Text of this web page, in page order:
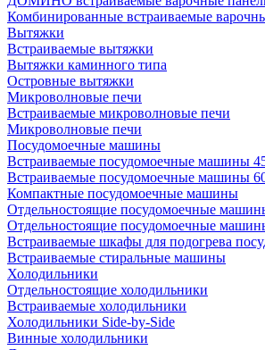
Комбинированные встраиваемые
Вытяжки
Встраиваемые вытяжки
Вытяжки каминного типа
Островные вытяжки
Микроволновые печи
Встраиваемые микроволновые печи
Микроволновые печи
Посудомоечные машины
Встраиваемые посудомоечные машины
Встраиваемые посудомоечные машины
Компактные посудомоечные машины
Отдельностоящие посудомоечные
Отдельностоящие посудомоечные
Встраиваемые шкафы для подогрева
Встраиваемые стиральные машины
Холодильники
Отдельностоящие холодильники
Встраиваемые холодильники
Холодильники Side-by-Side
Винные холодильники